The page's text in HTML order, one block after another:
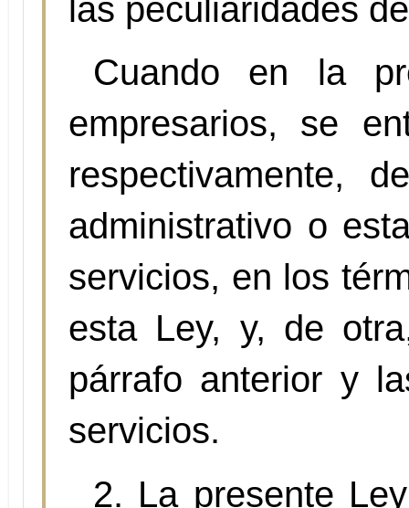
las peculiaridades
Cuando en la
empresarios, se
respectivamente,
administrativo o
servicios, en los
esta Ley, y, de
párrafo anterior y
servicios.
2. La presente